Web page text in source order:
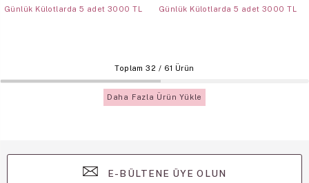
Günlük Külotlarda 5 adet 3000 TL Günlük Külotlarda 5 adet 3000 TL
Toplam32 / 61 Ürün
Daha Fazla Ürün Yükle
E-BÜLTENE ÜYE OLUN